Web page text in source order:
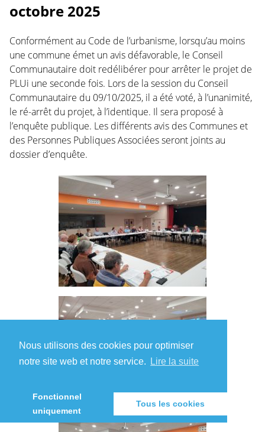
Nous utilisons des cookies pour optimiser
notre site web et notre service.
Lire la suite
Fonctionnel
uniquement
Tous les cookies
octobre 2025
Conformément au Code de l’urbanisme, lorsqu’au moins
une commune émet un avis défavorable, le Conseil
Communautaire doit redélibérer pour arrêter le projet de
PLUi une seconde fois. Lors de la session du Conseil
Communautaire du 09/10/2025, il a été voté, à l’unanimité,
le ré-arrêt du projet, à l’identique. Il sera proposé à
l’enquête publique. Les différents avis des Communes et
des Personnes Publiques Associées seront joints au
dossier d’enquête.